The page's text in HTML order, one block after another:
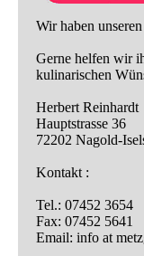
Wir haben
Gerne helfen wir
kulinarischen
Herbert Reinhardt
Hauptstrasse 36
72202 Nagold-
Kontakt :
Tel.: 07452 3654
Fax: 07452 5641
Email: info at